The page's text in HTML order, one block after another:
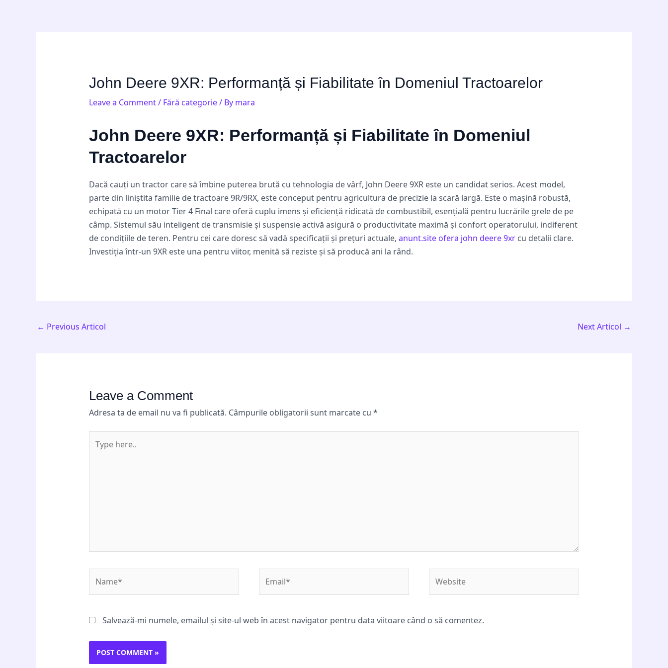
John Deere 9XR: Performanță și Fiabilitate în Domeniul Tractoarelor
Leave a Comment/ Fără categorie/ By mara
John Deere 9XR: Performanță și Fiabilitate în Domeniul
Tractoarelor
Dacă cauți un tractor care să îmbine puterea brută cu tehnologia de vârf, John Deere 9XR este un candidat serios. Acest model,
parte din liniștita familie de tractoare 9R/9RX, este conceput pentru agricultura de precizie la scară largă. Este o mașină robustă,
echipată cu un motor Tier 4 Final care oferă cuplu imens și eficiență ridicată de combustibil, esențială pentru lucrările grele de pe
câmp. Sistemul său inteligent de transmisie și suspensie activă asigură o productivitate maximă și confort operatorului, indiferent
de condițiile de teren. Pentru cei care doresc să vadă specificații și prețuri actuale, anunt.site ofera john deere 9xrcu detalii clare.
Investiția într-un 9XR este una pentru viitor, menită să reziste și să producă ani la rând.
← Previous Articol Next Articol →
Leave a Comment
Adresa ta de email nu va fi publicată. Câmpurile obligatorii sunt marcate cu *
here..
Salvează-mi numele, emailul și site-ul web în acest navigator pentru data viitoare când o să comentez.